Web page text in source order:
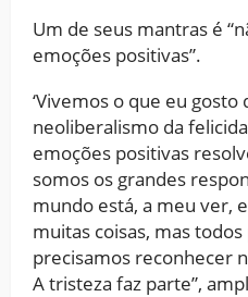
Um de seus mantras é
emoções positivas”.
‘Vivemos o que eu gosto
neoliberalismo da
emoções positivas
somos os grandes
mundo está, a meu ver,
muitas coisas, mas
precisamos reconhecer
A tristeza faz parte”,